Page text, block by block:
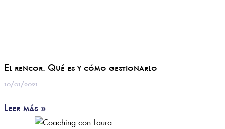
El rencor. Qué es y cómo gestionarlo
10/01/2021
Leer más »